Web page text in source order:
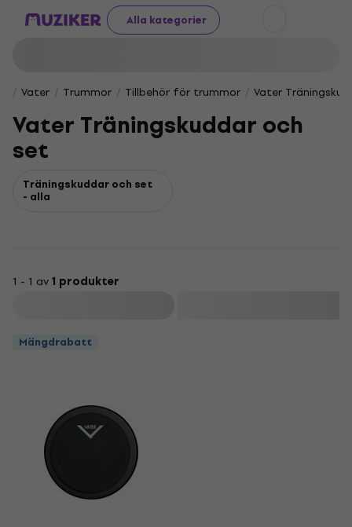
Alla kategorier
Vater Trummor Tillbehör för trummor Vater
Vater Träningskuddar och
set
Träningskuddar och set
- alla
1 - 1 av1 produkter
Mängdrabatt